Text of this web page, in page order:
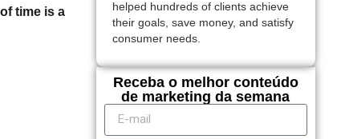
time is a
helped hundreds of clients achieve
their goals, save money, and satisfy
consumer needs.
Receba o melhor conteúdo
de marketing da semana